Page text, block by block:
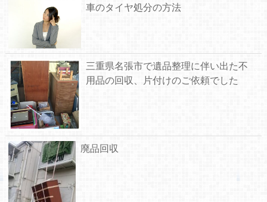
車のタイヤ処分の方法
三重県名張市で遺品整理に伴い出た不
用品の回収、片付けのご依頼でした
廃品回収